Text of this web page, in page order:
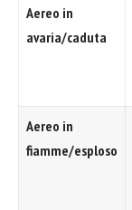
Aereo in
avaria/caduta
Aereo in
fiamme/esploso